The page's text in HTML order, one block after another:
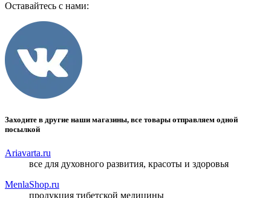
Оставайтесь с нами:
Заходите в другие наши магазины, все товары отправляем одной
посылкой
Ariavarta.ru
все для духовного развития, красоты и здоровья
MenlaShop.ru
продукция тибетской медицины